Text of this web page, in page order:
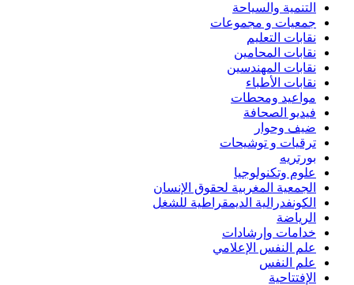
التنمية والسياحة
جمعيات و مجموعات
نقابات التعليم
نقابات المحامين
نقابات المهندسين
نقابات الأطباء
مواعيد ومحطات
فيديو الصحافة
ضيف وحوار
ترقيات و توشيحات
بورتريه
علوم وتكنولوجيا
الجمعية المغربية لحقوق الإنسان
الكونفدرالية الديمقراطية للشغل
الرياضة
خدامات وإرشادات
علم النفس الإعلامي
علم النفس
الإفتتاحية